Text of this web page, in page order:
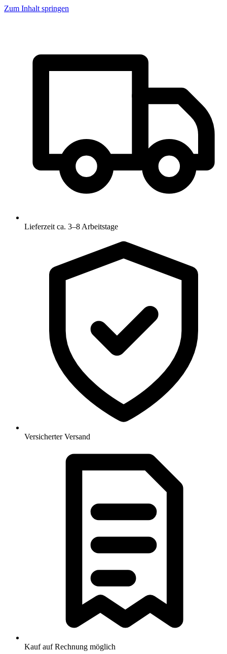
Zum Inhalt springen
Lieferzeit ca. 3–8 Arbeitstage
Versicherter Versand
Kauf auf Rechnung möglich